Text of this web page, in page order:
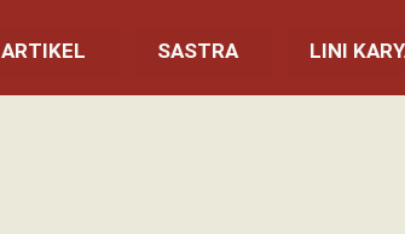
ARTIKEL SASTRA LINI